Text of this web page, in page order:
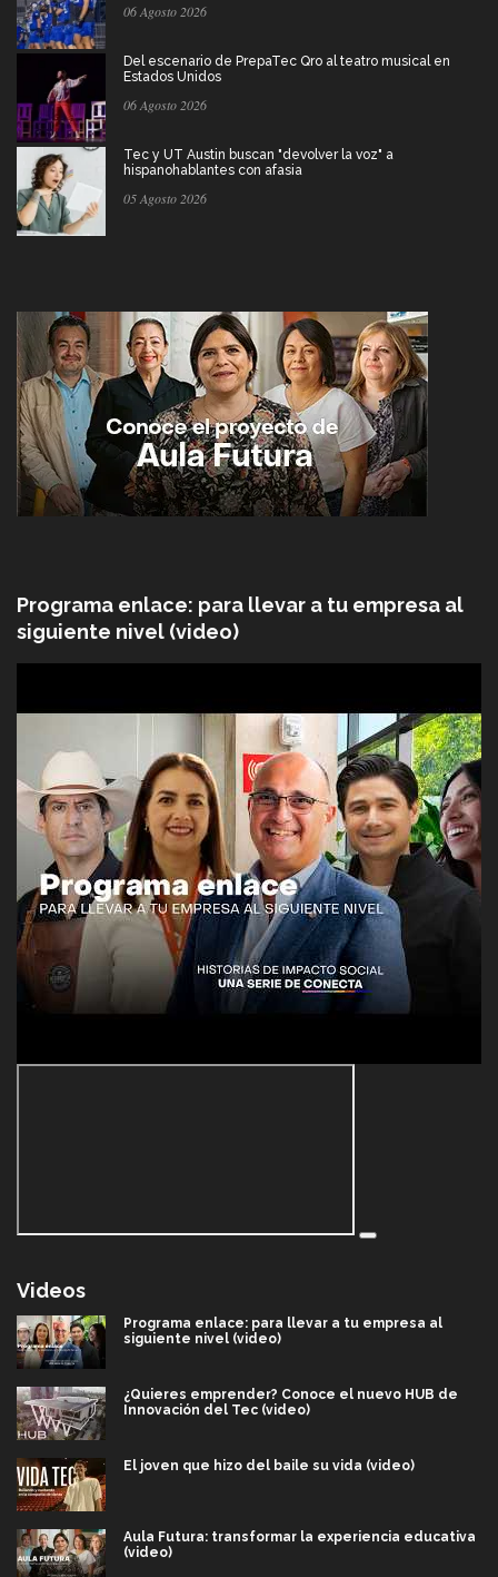
06 Agosto 2026
Del escenario de PrepaTec Qro al teatro musical en
Estados Unidos
06 Agosto 2026
Tec y UT Austin buscan "devolver la voz" a
hispanohablantes con afasia
05 Agosto 2026
Programa enlace: para llevar a tu empresa al
siguiente nivel (video)
Videos
Programa enlace: para llevar a tu empresa al
siguiente nivel (video)
¿Quieres emprender? Conoce el nuevo HUB de
Innovación del Tec (video)
El joven que hizo del baile su vida (video)
Aula Futura: transformar la experiencia educativa
(video)